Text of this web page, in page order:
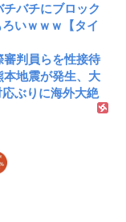
バチにブロック
いｗｗｗ【タイ
判員らを性接待
地震が発生、大
ぶりに海外大絶